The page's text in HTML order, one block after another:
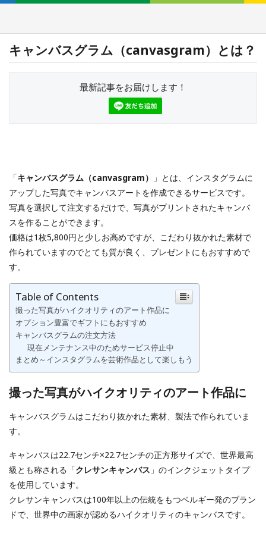
キャンバスグラム（canvasgram）とは？
最新記事をお届けします！
「キャンバスグラム（canvasgram）
」とは、インスタグラムに
アップした写真でキャンバスアートを作成できるサービスです。
写真を選択して注文するだけで、写真がプリントされたキャンバ
スを作ることができます。
価格は1枚5,800円と少しお高めですが、こだわり抜かれた素材で
作られていますのでとても質が良く、プレゼントにもおすすめで
す。
Table of Contents
撮った写真がハイクオリティのアート作品に
オプション豊富でギフトにもおすすめ
キャンバスグラムの注文方法
現在メンテナンス中のためサービス停止中
まとめ～インスタグラムを芸術作品として楽しもう
撮った写真がハイクオリティのアート作品に
キャンバスグラムはこだわり抜かれた素材、製法で作られていま
す。
キャンバスは22.7センチ×22.7センチの正方形サイズで、世界最高
級とも称される「クレサンキャンバス 」のインクジェットタイプ
を使用しています。
クレサンキャンバスは100年以上の伝統をもつベルギー発のブラン
ドで、世界中の画家が認めるハイクオリティのキャンバスです。